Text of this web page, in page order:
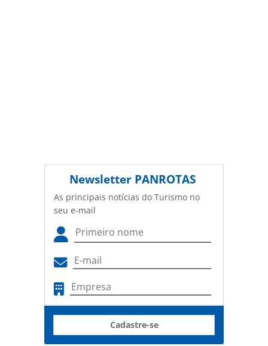
Newsletter PANROTAS
As principais notícias do Turismo no
seu e-mail
Cadastre-se